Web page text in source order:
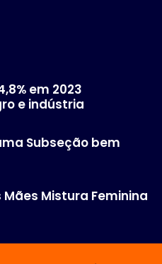
em 2023
e indústria
Subseção bem
Mães Mistura Feminina